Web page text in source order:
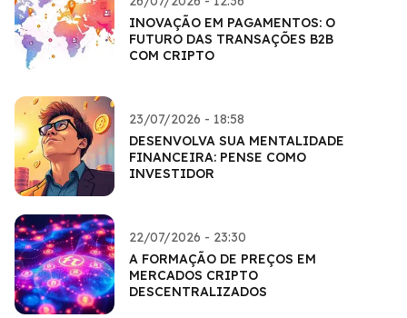
INOVAÇÃO EM PAGAMENTOS: O
FUTURO DAS TRANSAÇÕES B2B
COM CRIPTO
23/07/2026 - 18:58
DESENVOLVA SUA MENTALIDADE
FINANCEIRA: PENSE COMO
INVESTIDOR
22/07/2026 - 23:30
A FORMAÇÃO DE PREÇOS EM
MERCADOS CRIPTO
DESCENTRALIZADOS